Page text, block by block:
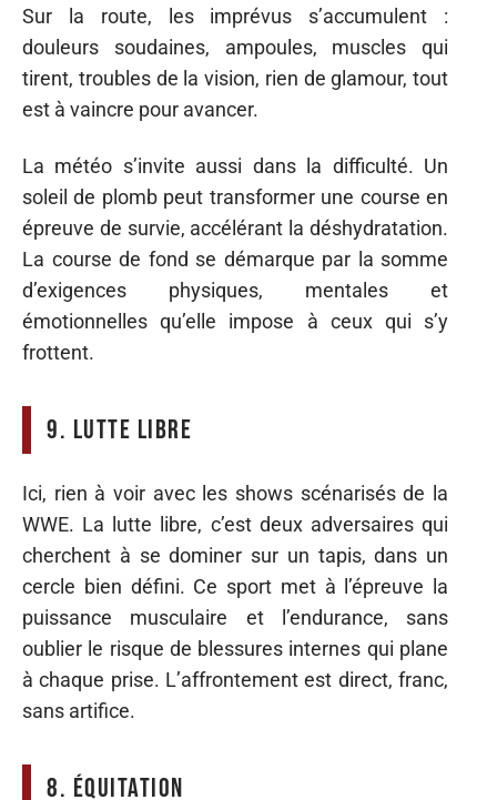
Sur la route, les imprévus s’accumulent :
douleurs soudaines, ampoules, muscles qui
tirent, troubles de la vision, rien de glamour, tout
est à vaincre pour avancer.
La météo s’invite aussi dans la difficulté. Un
soleil de plomb peut transformer une course en
épreuve de survie, accélérant la déshydratation.
La course de fond se démarque par la somme
d’exigences physiques, mentales et
émotionnelles qu’elle impose à ceux qui s’y
frottent.
9. Lutte libre
Ici, rien à voir avec les shows scénarisés de la
WWE. La lutte libre, c’est deux adversaires qui
cherchent à se dominer sur un tapis, dans un
cercle bien défini. Ce sport met à l’épreuve la
puissance musculaire et l’endurance, sans
oublier le risque de blessures internes qui plane
à chaque prise. L’affrontement est direct, franc,
sans artifice.
8. Équitation